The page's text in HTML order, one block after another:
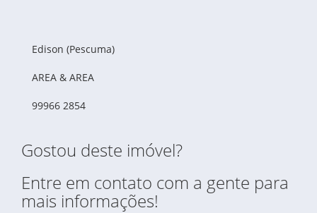
Edison (Pescuma)
AREA & AREA
99966 2854
Gostou deste imóvel?
Entre em contato com a gente para
mais informações!